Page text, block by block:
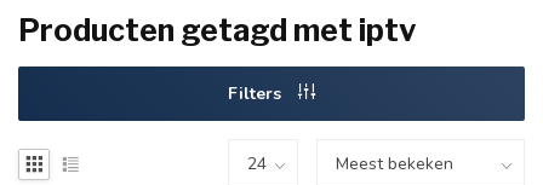
Producten getagd met iptv
Filters